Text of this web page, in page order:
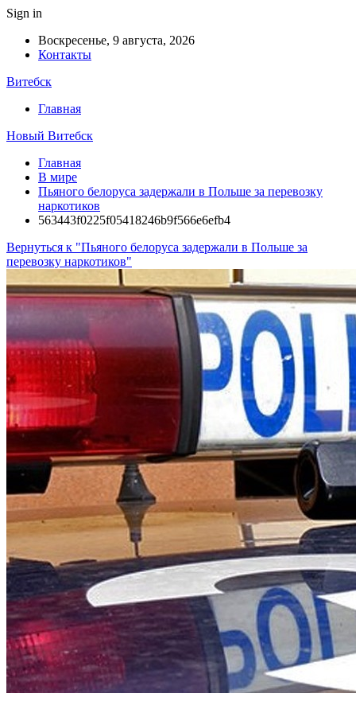
Sign in
Воскресенье, 9 августа, 2026
Контакты
Витебск
Главная
Новый Витебск
Главная
В мире
Пьяного белоруса задержали в Польше за перевозку
наркотиков
563443f0225f05418246b9f566e6efb4
Вернуться к "Пьяного белоруса задержали в Польше за
перевозку наркотиков"